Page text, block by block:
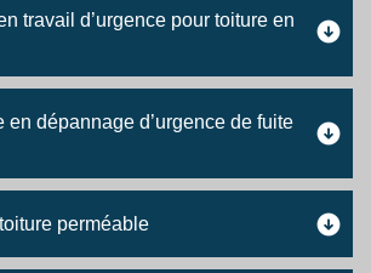
travail d’urgence pour toiture en
en dépannage d’urgence de fuite
perméable